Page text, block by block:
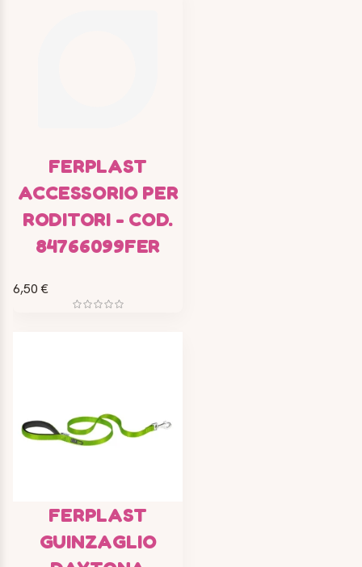
FERPLAST
ACCESSORIO PER
RODITORI - COD.
84766099FER
6,50 €
FERPLAST
GUINZAGLIO